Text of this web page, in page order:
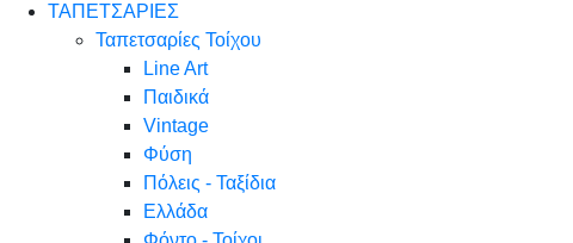
ΤΑΠΕΤΣΑΡΙΕΣ
Ταπετσαρίες Τοίχου
Line Art
Παιδικά
Vintage
Φύση
Πόλεις - Ταξίδια
Ελλάδα